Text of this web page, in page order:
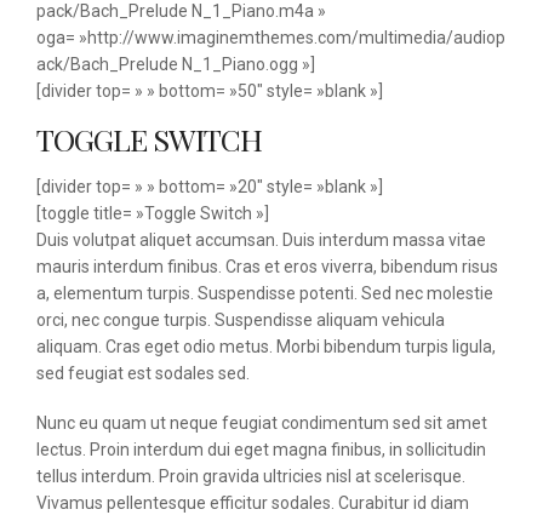
pack/Bach_Prelude N_1_Piano.m4a »
oga= »http://www.imaginemthemes.com/multimedia/audiop
ack/Bach_Prelude N_1_Piano.ogg »]
[divider top= » » bottom= »50″ style= »blank »]
TOGGLE SWITCH
[divider top= » » bottom= »20″ style= »blank »]
[toggle title= »Toggle Switch »]
Duis volutpat aliquet accumsan. Duis interdum massa vitae
mauris interdum finibus. Cras et eros viverra, bibendum risus
a, elementum turpis. Suspendisse potenti. Sed nec molestie
orci, nec congue turpis. Suspendisse aliquam vehicula
aliquam. Cras eget odio metus. Morbi bibendum turpis ligula,
sed feugiat est sodales sed.
Nunc eu quam ut neque feugiat condimentum sed sit amet
lectus. Proin interdum dui eget magna finibus, in sollicitudin
tellus interdum. Proin gravida ultricies nisl at scelerisque.
Vivamus pellentesque efficitur sodales. Curabitur id diam